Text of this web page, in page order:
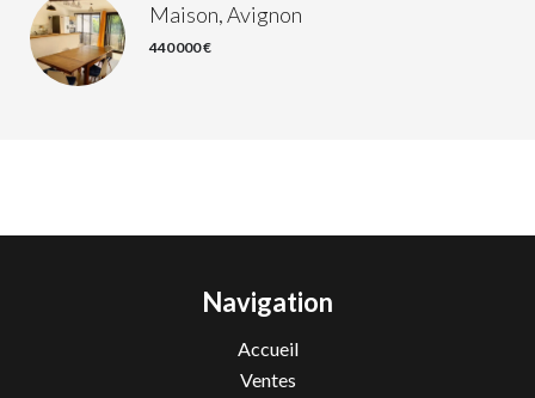
Maison, Avignon
440 000 €
Navigation
Accueil
Ventes